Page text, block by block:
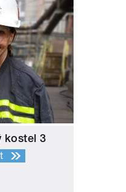
kostel 3